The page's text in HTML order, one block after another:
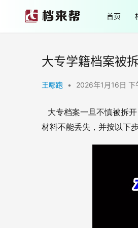
首页
大专学籍档案被
王哪跑 • 2026年1月16日 下
大专档案一旦不慎被拆
材料不能丢失，并按以下